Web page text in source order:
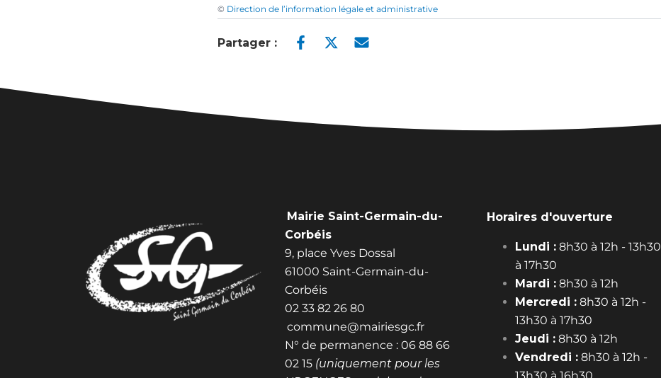
© Direction de l’information légale et administrative
Partager :
Mairie Saint-Germain-du-
Corbéis
9, place Yves Dossal
61000 Saint-Germain-du-
Corbéis
02 33 82 26 80
commune@mairiesgc.fr
N° de permanence : 06 88 66
02 15 (uniquement pour les
Horaires d'ouverture
Lundi : 8h30 à 12h - 13h30
à 17h30
Mardi : 8h30 à 12h
Mercredi : 8h30 à 12h -
13h30 à 17h30
Jeudi : 8h30 à 12h
Vendredi : 8h30 à 12h -
13h30 à 16h30